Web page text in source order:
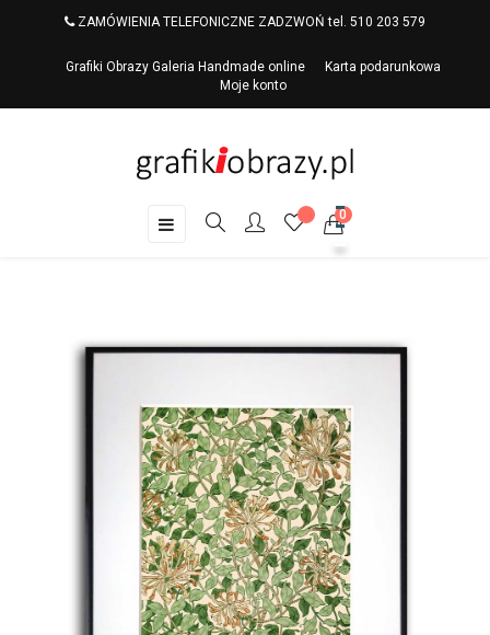
ZAMÓWIENIA TELEFONICZNE ZADZWOŃ tel. 510 203 579
Grafiki Obrazy Galeria Handmade online
Karta podarunkowa
Moje konto
Toggle
☰ 0